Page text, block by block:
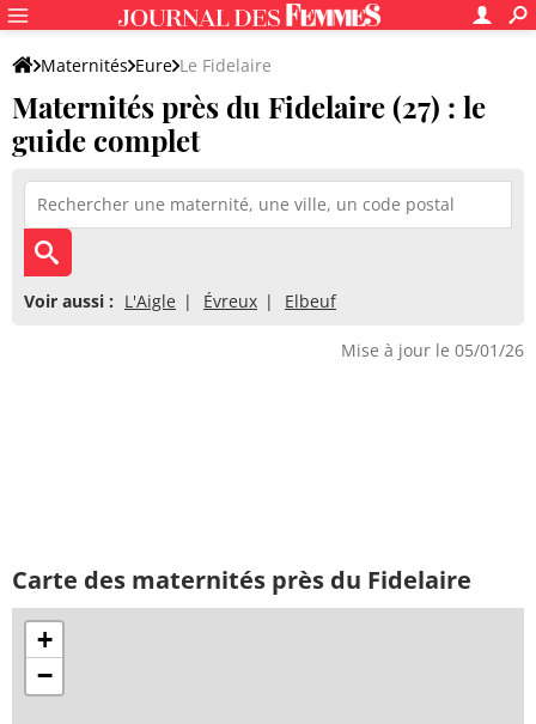
Maternités Eure Le Fidelaire
Maternités près du Fidelaire (27) : le
guide complet
Voir aussi : L'Aigle Évreux Elbeuf
Mise à jour le 05/01/26
Carte des maternités près du Fidelaire
+
−